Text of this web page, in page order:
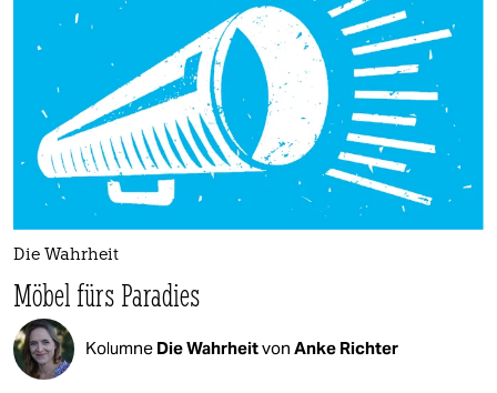
Die Wahrheit
Möbel fürs Paradies
Kolumne Die Wahrheitvon Anke Richter